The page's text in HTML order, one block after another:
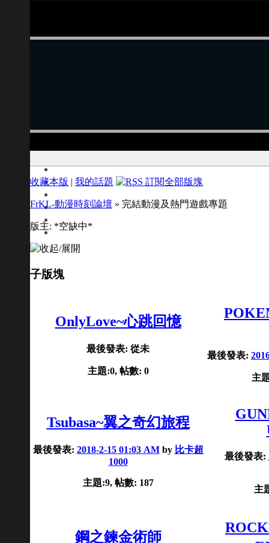
收藏本版 | 我的話題
FrKL-動漫時刻論壇 » 完結動漫及熱門遊戲專題
版主: *空缺中*
子版塊
OnlyLove~心跳回憶
最後發表: 從未
主題:0, 帖數: 0
最後發表:
主
Tsubasa~翼之奇幻旅程
最後發表: 2018-2-15 01:03 AMby 比卡超
1000
主題:9, 帖數: 187
最後發表:
主
鋼之鍊金術師